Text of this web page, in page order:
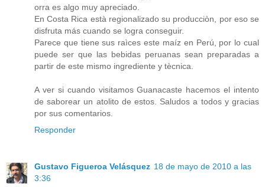
orra es algo muy apreciado.
En Costa Rica està regionalizado su producciòn, por eso se
disfruta más cuando se logra conseguir.
Parece que tiene sus raìces este maíz en Perú, por lo cual
puede ser que las bebidas peruanas sean preparadas a
partir de este mismo ingrediente y tècnica.
A ver si cuando visitamos Guanacaste hacemos el intento
de saborear un atolito de estos. Saludos a todos y gracias
por sus comentarios.
Responder
Gustavo Figueroa Velásquez 18 de mayo de 2010 a las
3:36